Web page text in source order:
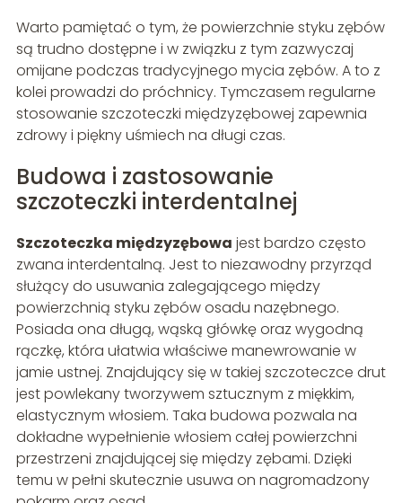
Warto pamiętać o tym, że powierzchnie styku zębów
są trudno dostępne i w związku z tym zazwyczaj
omijane podczas tradycyjnego mycia zębów. A to z
kolei prowadzi do próchnicy. Tymczasem regularne
stosowanie szczoteczki międzyzębowej zapewnia
zdrowy i piękny uśmiech na długi czas.
Budowa i zastosowanie
szczoteczki interdentalnej
Szczoteczka międzyzębowa jest bardzo często
zwana interdentalną. Jest to niezawodny przyrząd
służący do usuwania zalegającego między
powierzchnią styku zębów osadu nazębnego.
Posiada ona długą, wąską główkę oraz wygodną
rączkę, która ułatwia właściwe manewrowanie w
jamie ustnej. Znajdujący się w takiej szczoteczce drut
jest powlekany tworzywem sztucznym z miękkim,
elastycznym włosiem. Taka budowa pozwala na
dokładne wypełnienie włosiem całej powierzchni
przestrzeni znajdującej się między zębami. Dzięki
temu w pełni skutecznie usuwa on nagromadzony